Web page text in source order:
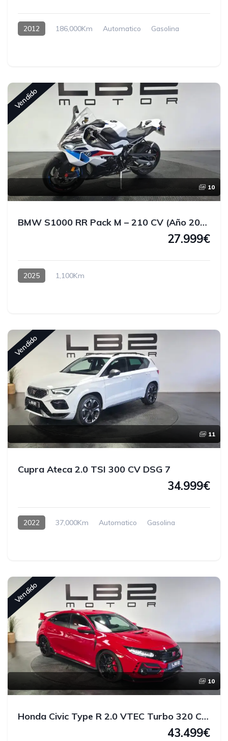
2012 186,000Km Automatico Gasolina
Vendido
10
BMW S1000 RR Pack M – 210 CV (Año 2025)
27.999€
2025 1,100Km
Vendido
11
Cupra Ateca 2.0 TSI 300 CV DSG 7
34.999€
2022 37,000Km Automatico Gasolina
Vendido
10
Honda Civic Type R 2.0 VTEC Turbo 320 CV Restyling
43.499€